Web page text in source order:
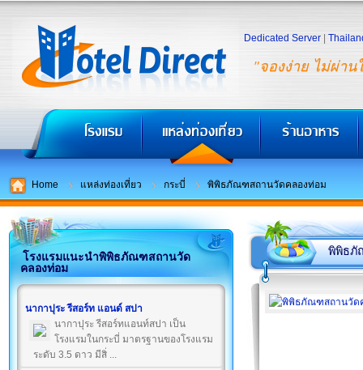
"จองง่าย ไม่ผ่าน
Dedicated Server
Home แหล่งท่องเที่ยว กระบี่ พิพิธภัณฑสถานวัดคลองท่อม
โรงแรมแนะนำพิพิธภัณฑสถานวัด
คลองท่อม
นากาปุระ รีสอร์ท แอนด์ สปา
นากาปุระ รีสอร์ทแอนท์สปา เป็น
โรงแรมในกระบี่ มาตรฐานของโรงแรม
ระดับ 3.5 ดาว มีสิ่ ...
พิพิธภั